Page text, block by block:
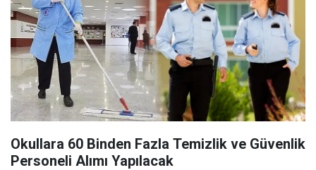
Okullara 60 Binden Fazla Temizlik ve Güvenlik
Personeli Alımı Yapılacak